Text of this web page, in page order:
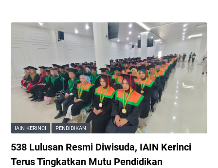
a
n
u
n
g
l
i
U
a
n
g
IAIN KERINCI PENDIDIKAN
538 Lulusan Resmi Diwisuda, IAIN Kerinci
Terus Tingkatkan Mutu Pendidikan